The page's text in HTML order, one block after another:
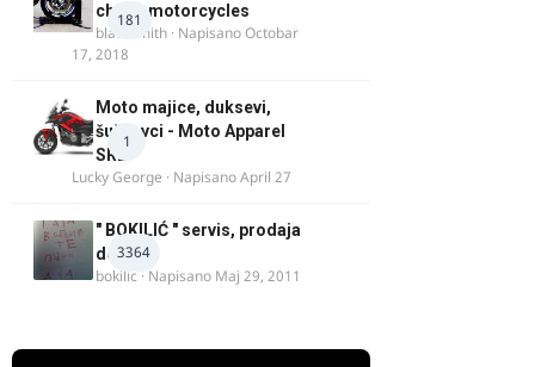
181
chock motorcycles
blacksmith · NapisanoOctobar
17, 2018
1
Moto majice, duksevi,
šuškavci - Moto Apparel
SRB
Lucky George · NapisanoApril 27
3364
" BOKILIĆ " servis, prodaja
delova
bokilic · Napisano Maj 29, 2011